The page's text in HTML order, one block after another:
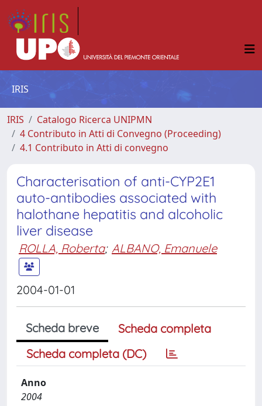
IRIS
IRIS
Catalogo Ricerca UNIPMN
4 Contributo in Atti di Convegno (Proceeding)
4.1 Contributo in Atti di convegno
Characterisation of anti-CYP2E1
auto-antibodies associated with
halothane hepatitis and alcoholic
liver disease
ROLLA, Roberta; ALBANO, Emanuele
2004-01-01
Scheda breve
Scheda completa
Scheda completa (DC)
Anno
2004